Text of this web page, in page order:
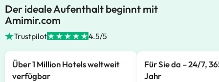
Der ideale Aufenthalt beginnt mit
Amimir.com
Trustpilot 4.5/5
Über 1 Million Hotels weltweit
verfügbar
Für Sie da – 24/7,
Jahr